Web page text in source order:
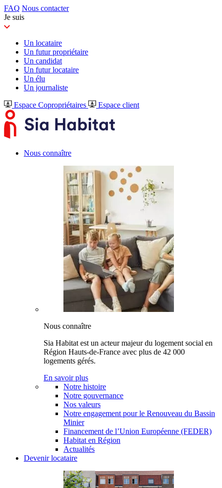
FAQ Nous contacter
Je suis
Un locataire
Un futur propriétaire
Un candidat
Un futur locataire
Un élu
Un journaliste
Espace Copropriétaires Espace client
Nous connaître
Nous connaître
Sia Habitat est un acteur majeur du logement social en
Région Hauts-de-France avec plus de 42 000
logements gérés.
En savoir plus
Notre histoire
Notre gouvernance
Nos valeurs
Notre engagement pour le Renouveau du Bassin
Minier
Financement de l’Union Européenne (FEDER)
Habitat en Région
Actualités
Devenir locataire